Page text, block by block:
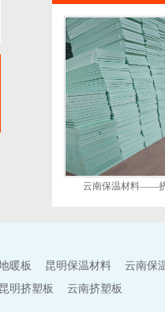
云南保温材料——
暖板 昆明保温材料
云南保
昆明挤塑板 云南挤塑板